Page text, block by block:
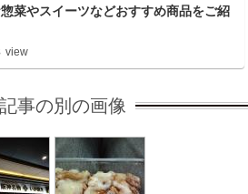
菜やスイーツなどおすすめ商品をご紹
view
事の別の画像